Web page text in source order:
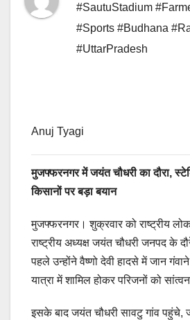
#SautuStadium
#Sports #Budhana
#UttarPradesh
Anuj Tyagi
मुजफ्फरनगर में जयंत चौधरी का दौरा,
किसानों पर बड़ा बयान
मुजफ्फरनगर। शुक्रवार को राष्ट्रीय
राष्ट्रीय अध्यक्ष जयंत चौधरी जनपद के
पहले उन्होंने वैष्णो देवी हादसे में जान
यात्रा में शामिल होकर परिजनों को
इसके बाद जयंत चौधरी सावटु गांव पहुंचे,